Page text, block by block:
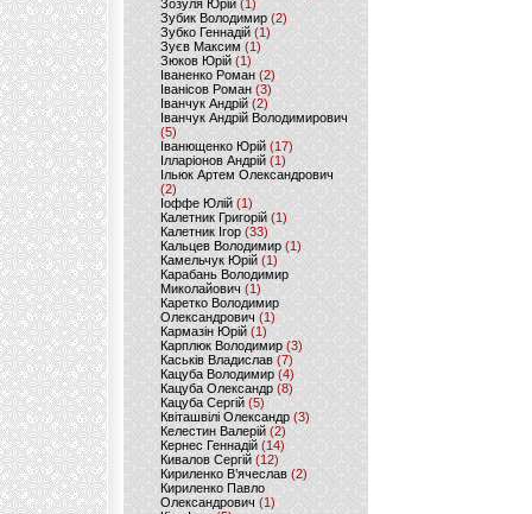
Зозуля Юрій (1)
Зубик Володимир (2)
Зубко Геннадій (1)
Зуєв Максим(1)
Зюков Юрій (1)
Іваненко Роман (2)
Іванісов Роман (3)
Іванчук Андрій(2)
Іванчук Андрій Володимирович
(5)
Іванющенко Юрій (17)
Ілларіонов Андрій (1)
Ільюк Артем Олександрович
(2)
Іоффе Юлій (1)
Калетник Григорій(1)
Калетник Ігор (33)
Кальцев Володимир(1)
Камельчук Юрій (1)
Карабань Володимир
Миколайович (1)
Каретко Володимир
Олександрович (1)
Кармазін Юрій(1)
Карплюк Володимир(3)
Каськів Владислав (7)
Кацуба Володимир (4)
Кацуба Олександр (8)
Кацуба Сергій (5)
Квіташвілі Олександр(3)
Келестин Валерій(2)
Кернес Геннадій (14)
Кивалов Сергій (12)
Кириленко В’ячеслав (2)
Кириленко Павло
Олександрович (1)